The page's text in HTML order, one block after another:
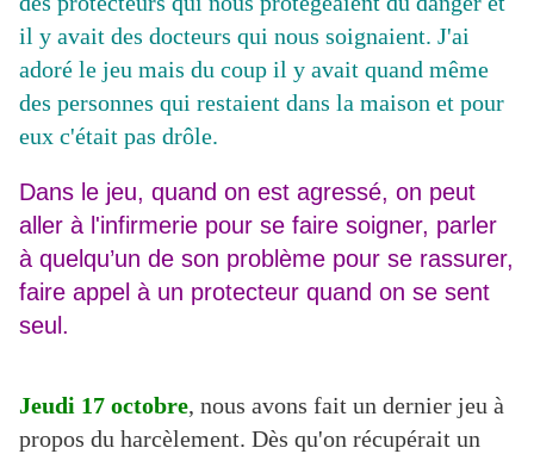
il y avait des docteurs qui nous soignaient. J'ai
adoré le jeu mais du coup il y avait quand même
des personnes qui restaient dans la maison et pour
eux c'était pas drôle.
Dans le jeu, quand on est agressé, on peut
aller à l'infirmerie pour se faire soigner, parler
à quelqu’un de son problème pour se rassurer,
faire appel à un protecteur quand on se sent
seul.
Jeudi 17 octobre, nous avons fait un dernier jeu à
propos du harcèlement. Dès qu'on récupérait un